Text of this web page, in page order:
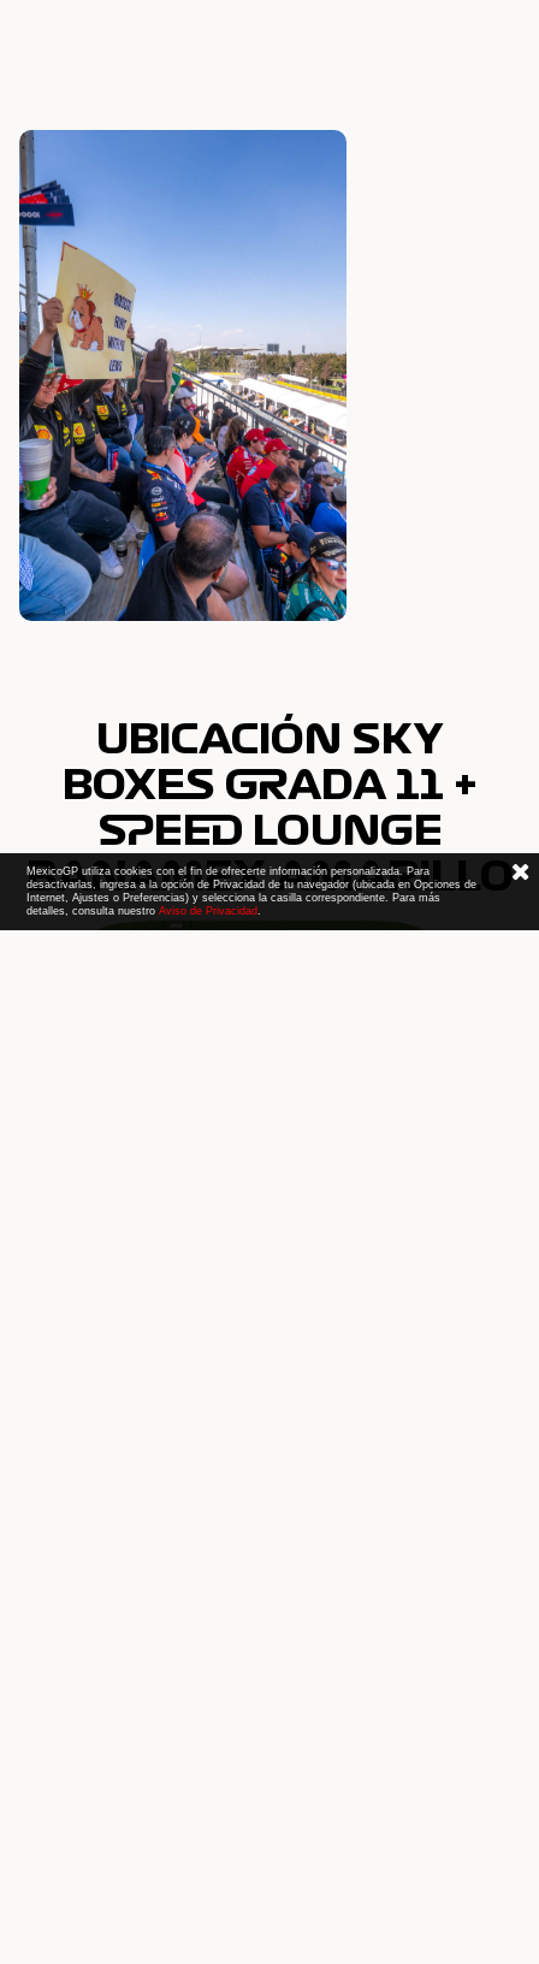
UBICACIÓN SKY
BOXES GRADA 11 +
SPEED LOUNGE
BANAMEX AMARILLO
MexicoGP utiliza cookies con el fin de ofrecerte información personalizada. Para
desactivarlas, ingresa a la opción de Privacidad de tu navegador (ubicada en Opciones de
Internet, Ajustes o Preferencias) y selecciona la casilla correspondiente. Para más
detalles, consulta nuestroAviso de Privacidad.